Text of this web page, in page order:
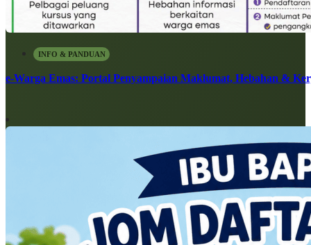
INFO & PANDUAN
e-Warga Emas: Portal Penyampaian Maklumat, Hebahan &